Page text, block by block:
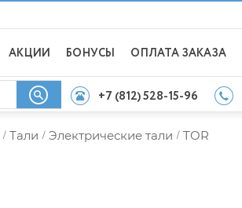
АКЦИИ БОНУСЫ ОПЛАТА ЗАКАЗА
+7 (812) 528-15-96
/ Тали / Электрические тали / TOR